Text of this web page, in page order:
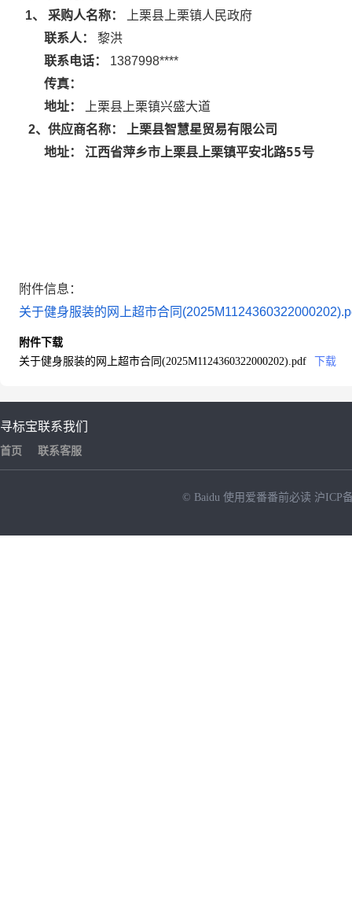
1、 采购人名称：
上栗县上栗镇人民政府
联系人：
黎洪
联系电话：
1387998****
传真：
地址：
上栗县上栗镇兴盛大道
2、供应商名称： 上栗县智慧星贸易有限公司
地址： 江西省萍乡市上栗县上栗镇平安北路55号
附件信息：
关于健身服装的网上超市合同
附件下载
关于健身服装的网上超市合同(2025M1124360322000202).pdf
下载
寻标宝
首页
联系我们
联系客服
© Baidu 使用爱番番前必读 沪ICP